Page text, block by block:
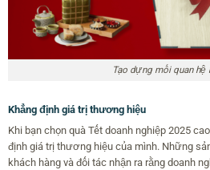
Tạo dựng mối quan hệ
Khẳng định giá trị thương hiệu
Khi bạn chọn quà Tết doanh nghiệp 2025
định giá trị thương hiệu của mình. Những
khách hàng và đối tác nhận ra rằng doanh